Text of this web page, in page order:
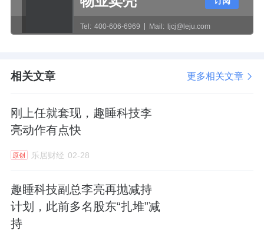
金流净额持续走低。2022年-2025年半年报披
露，趣睡科技经营性现金流净额分别为-2295万
元，已经连续4年半年报为负数。
Tel: 400-606-6969 Mail: ljcj@leju.com
相关文章 更多相关文章
刚上任就套现，趣睡科技李
亮动作有点快
原创 乐居财经 02-28
趣睡科技副总李亮再抛减持
计划，此前多名股东“扎堆”减
持